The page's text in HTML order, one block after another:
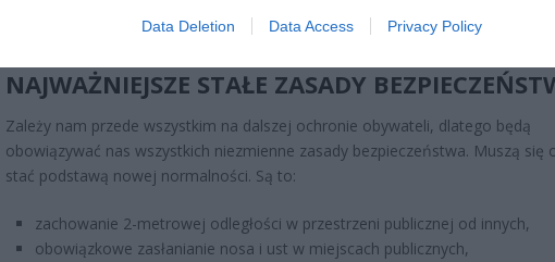
Data Deletion Data Access Privacy Policy
NAJWAŻNIEJSZE STAŁE ZASADY
Zależy nam przede wszystkim na dalszej ochronie obywateli, dlatego będą
obowiązywać nas wszystkich niezmienne zasady bezpieczeństwa. Muszą się
stać podstawą nowej normalności. Są to:
zachowanie 2-metrowej odległości w przestrzeni publicznej od innych,
obowiązkowe zasłanianie nosa i ust w miejscach publicznych,